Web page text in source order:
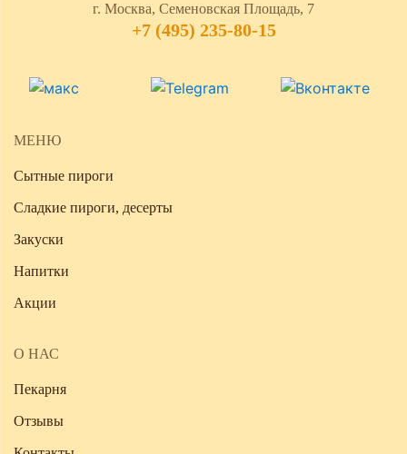
г. Москва, Семеновская Площадь, 7
+7 (495) 235-80-15
МЕНЮ
Сытные пироги
Сладкие пироги, десерты
Закуски
Напитки
Акции
О НАС
Пекарня
Отзывы